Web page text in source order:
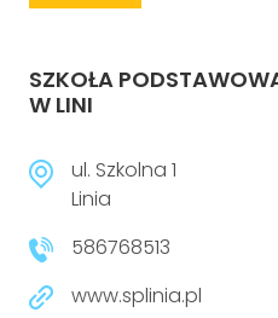
SZKOŁA
W LINI
ul. Szkolna 1
Linia
586768513
www.splinia.pl